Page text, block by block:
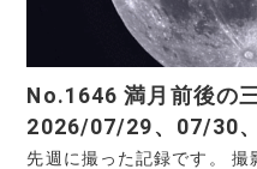
No.1646 満月前後の
2026/07/29、07/30
先週に撮った記録です。 撮